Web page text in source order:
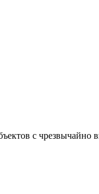
с чрезвычайно